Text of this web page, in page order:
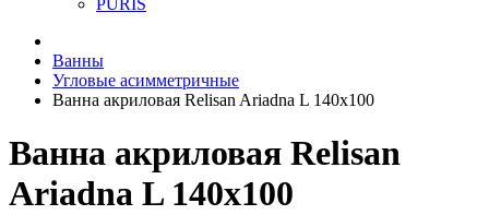
PURIS
Ванны
Угловые асимметричные
Ванна акриловая Relisan Ariadna L 140x100
Ванна акриловая Relisan
Ariadna L 140x100